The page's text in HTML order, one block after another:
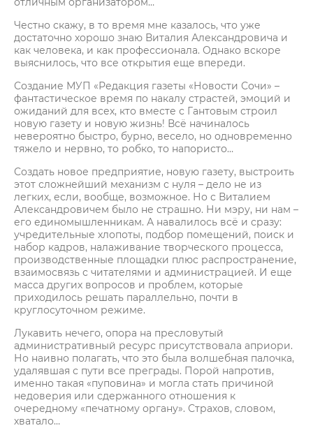
Честно скажу, в то время мне казалось, что уже
достаточно хорошо знаю Виталия Александровича и
как человека, и как профессионала. Однако вскоре
выяснилось, что все открытия еще впереди.
Создание МУП «Редакция газеты «Новости Сочи» –
фантастическое время по накалу страстей, эмоций и
ожиданий для всех, кто вместе с Гантовым строил
новую газету и новую жизнь! Всё начиналось
невероятно быстро, бурно, весело, но одновременно
тяжело и нервно, то робко, то напористо…
Создать новое предприятие, новую газету, выстроить
этот сложнейший механизм с нуля – дело не из
легких, если, вообще, возможное. Но с Виталием
Александровичем было не страшно. Ни мэру, ни нам –
его единомышленникам. А навалилось всё и сразу:
учредительные хлопоты, подбор помещений, поиск и
набор кадров, налаживание творческого процесса,
производственные площадки плюс распространение,
взаимосвязь с читателями и администрацией. И еще
масса других вопросов и проблем, которые
приходилось решать параллельно, почти в
круглосуточном режиме.
Лукавить нечего, опора на пресловутый
административный ресурс присутствовала априори.
Но наивно полагать, что это была волшебная палочка,
удалявшая с пути все преграды. Порой напротив,
именно такая «пуповина» и могла стать причиной
недоверия или сдержанного отношения к
очередному «печатному органу». Страхов, словом,
хватало…